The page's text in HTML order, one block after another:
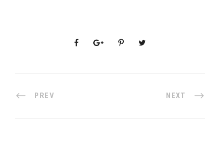
PREV NEXT